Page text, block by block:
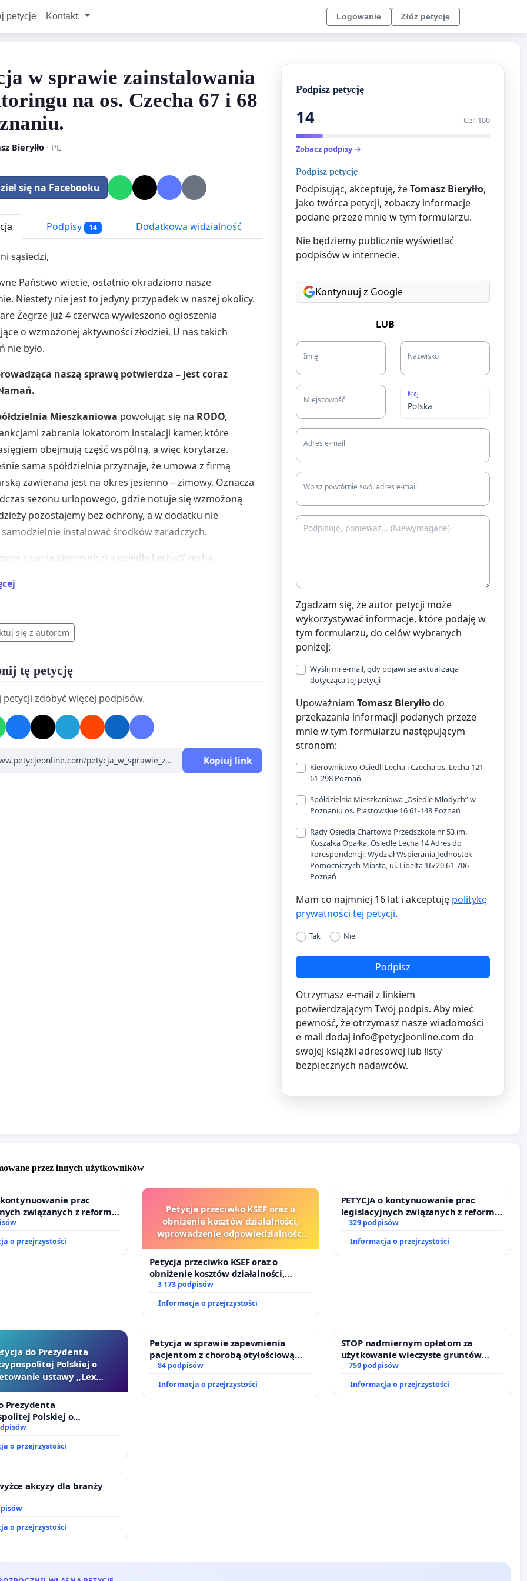
petycje Kontakt: Logowanie Złóż petycję
w sprawie zainstalowania
na os. Czecha 67 i 68
Bieryłło· PL
się na Facebooku
Podpisy 14 Dodatkowa widzialność
sąsiedzi,
Państwo wiecie, ostatnio okradziono nasze
Niestety nie jest to jedyny przypadek w naszej okolicy.
Żegrze już 4 czerwca wywieszono ogłoszenia
o wzmożonej aktywności złodziei. U nas takich
nie było.
naszą sprawę potwierdza – jest coraz
Mieszkaniowa powołując się na RODO,
zabrania lokatorom instalacji kamer, które
obejmują część wspólną, a więc korytarze.
sama spółdzielnia przyznaje, że umowa z firmą
zawierana jest na okres jesienno – zimowy. Oznacza
sezonu urlopowego, gdzie notuje się wzmożoną
pozostajemy bez ochrony, a w dodatku nie
instalować środków zaradczych.
z panią kierowniczką osiedla Lecha/Czecha
zawierającą wniosek o zainstalowanie w naszej klatce
być zainstalowanie na klatkach schodowych, w
tej petycji są mieszkańcy tych klatek schodowych.
wspólna presja daje szansę powodzenia tego
a co za tym idzie zwiększenia naszego
(os. Czecha 67/23 61-289 Poznań)
Informacyjna RODO Twoje dane osobowe (imię,
się z autorem
tę petycję
petycji zdobyć więcej podpisów.
Kopiuj link
Podpisz petycję
14 Cel: 100
Zobacz podpisy →
Podpisz petycję
Podpisując, akceptuję, żeTomasz Bieryłło,
jako twórca petycji, zobaczy informacje
podane przeze mnie w tym formularzu.
Nie będziemy publicznie wyświetlać
podpisów w internecie.
Kontynuuj z Google
LUB
Imię Nazwisko
Miejscowość
Kraj
Adres e-mail
Wpisz powtórnie swój adres e-mail
Zgadzam się, że autor petycji może
wykorzystywać informacje, które podaję w
tym formularzu, do celów wybranych
poniżej:
Wyślij mi e-mail, gdy pojawi się aktualizacja
dotycząca tej petycji
Upoważniam Tomasz Bieryłłodo
przekazania informacji podanych przeze
mnie w tym formularzu następującym
stronom:
Kierownictwo Osiedli Lecha i Czecha os. Lecha 121
61-298 Poznań
Spółdzielnia Mieszkaniowa „Osiedle Młodych” w
Poznaniu os. Piastowskie 16 61-148 Poznań
Rady Osiedla Chartowo Przedszkole nr 53 im.
Koszałka Opałka, Osiedle Lecha 14 Adres do
korespondencji: Wydział Wspierania Jednostek
Pomocniczych Miasta, ul. Libelta 16/20 61-706
Poznań
Mam co najmniej 16 lat i akceptuję politykę
prywatności tej petycji.
Tak Nie
Podpisz
Otrzymasz e-mail z linkiem
potwierdzającym Twój podpis. Aby mieć
pewność, że otrzymasz nasze wiadomości
e-mail dodaj info@petycjeonline.com do
swojej książki adresowej lub listy
bezpiecznych nadawców.
przez innych użytkowników
prac
związanych z reformą
o przejrzystości
Petycja przeciwko KSEF oraz o
obniżenie kosztów działalności,
wprowadzenie odpowiedzialności
i sędziów
Petycja przeciwko KSEF oraz o
obniżenie kosztów działalności,
wprowadzenie odpowiedzialności
sędziów
3 173 podpisów
Informacja o przejrzystości
PETYCJA o kontynuowanie prac
legislacyjnych związanych z reformą
prawa rodzinnego
329 podpisów
Informacja o przejrzystości
do Prezydenta
Polskiej o
ustawy „Lex
Prezydenta
Polskiej o
ustawy „Lex Szarlatan”
o przejrzystości
Petycja w sprawie zapewnienia
pacjentom z chorobą otyłościową
dostępu do kompleksowego leczenia
84 podpisów
Informacja o przejrzystości
STOP nadmiernym opłatom za
użytkowanie wieczyste gruntów
zajmowanych przez rodzinne ogrody
750 podpisów
Informacja o przejrzystości
akcyzy dla branży
o przejrzystości